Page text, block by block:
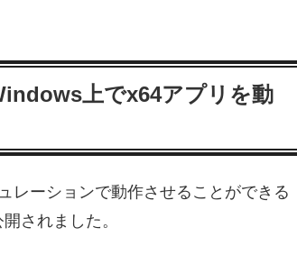
上でx64アプリを動
レーションで動作させることができる
されました。